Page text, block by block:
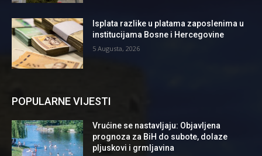
Isplata razlike u platama zaposlenima u
institucijama Bosne i Hercegovine
5 Augusta, 2026
POPULARNE VIJESTI
Vrućine se nastavljaju: Objavljena
prognoza za BiH do subote, dolaze
pljuskovi i grmljavina